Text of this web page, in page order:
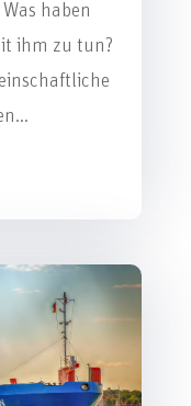
haben
ihm zu tun?